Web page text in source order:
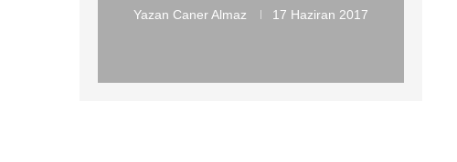
Yazan Caner Almaz 17 Haziran 2017